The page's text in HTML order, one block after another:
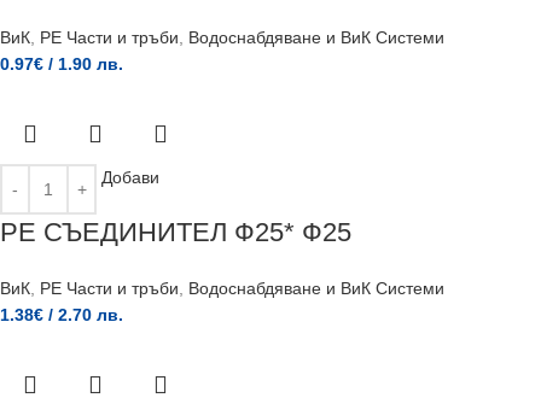
ВиК, PE Части и тръби, Водоснабдяване и ВиК Системи
0.97€ / 1.90 лв.
Добави
РЕ СЪЕДИНИТЕЛ Ф25* Ф25
ВиК, PE Части и тръби, Водоснабдяване и ВиК Системи
1.38€ / 2.70 лв.